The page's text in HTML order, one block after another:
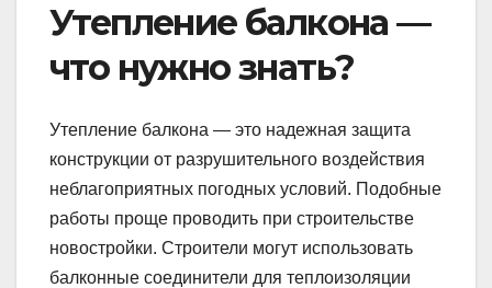
Утепление балкона —
что нужно знать?
Утепление балкона — это надежная защита
конструкции от разрушительного воздействия
неблагоприятных погодных условий. Подобные
работы проще проводить при строительстве
новостройки. Строители могут использовать
балконные соединители для теплоизоляции